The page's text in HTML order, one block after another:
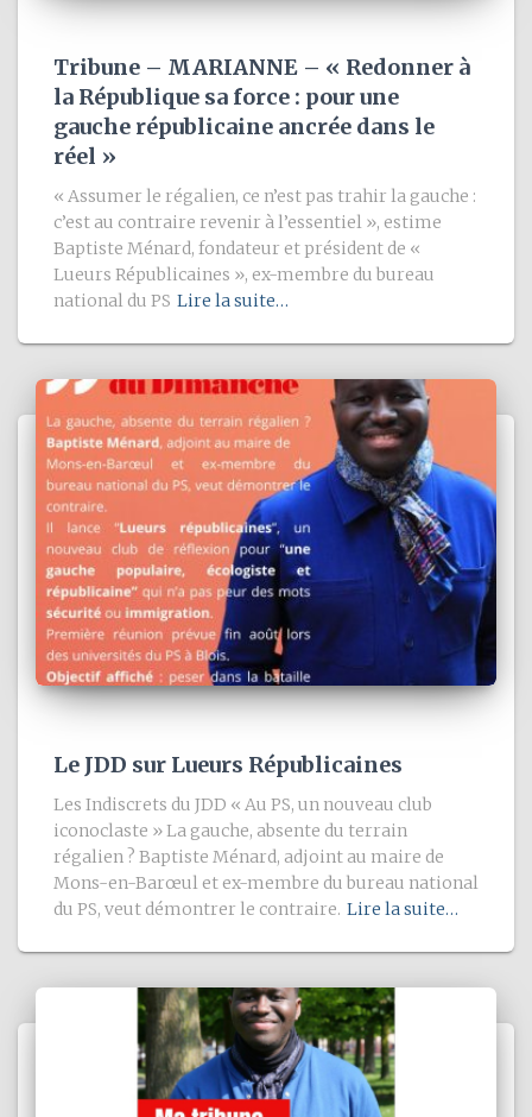
Tribune – MARIANNE – « Redonner à
la République sa force : pour une
gauche républicaine ancrée dans le
réel »
« Assumer le régalien, ce n’est pas trahir la gauche :
c’est au contraire revenir à l’essentiel », estime
Baptiste Ménard, fondateur et président de «
Lueurs Républicaines », ex-membre du bureau
national du PS Lire la suite…
Le JDD sur Lueurs Républicaines
Les Indiscrets du JDD « Au PS, un nouveau club
iconoclaste » La gauche, absente du terrain
régalien ? Baptiste Ménard, adjoint au maire de
Mons-en-Barœul et ex-membre du bureau national
du PS, veut démontrer le contraire. Lire la suite…